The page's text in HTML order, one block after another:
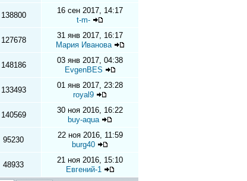
138800
16 сен 2017, 14:17
t-m-
127678
31 янв 2017, 16:17
Мария Иванова
148186
03 янв 2017, 04:38
EvgenBES
133493
01 янв 2017, 23:28
royal9
140569
30 ноя 2016, 16:22
buy-aqua
95230
22 ноя 2016, 11:59
burg40
48933
21 ноя 2016, 15:10
Евгений-1